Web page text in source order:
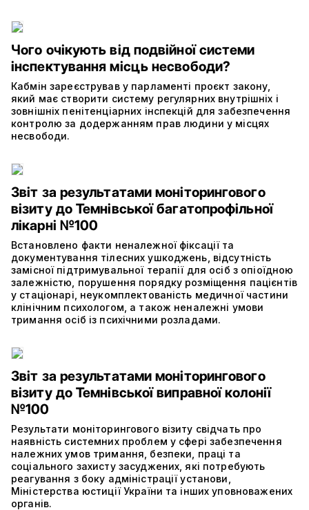
Чого очікують від подвійної системи
інспектування місць несвободи?
Кабмін зареєстрував у парламенті проєкт закону,
який має створити систему регулярних внутрішніх і
зовнішніх пенітенціарних інспекцій для забезпечення
контролю за додержанням прав людини у місцях
несвободи.
Звіт за результатами моніторингового
візиту до Темнівської багатопрофільної
лікарні №100
Встановлено факти неналежної фіксації та
документування тілесних ушкоджень, відсутність
замісної підтримувальної терапії для осіб з опіоїдною
залежністю, порушення порядку розміщення пацієнтів
у стаціонарі, неукомплектованість медичної частини
клінічним психологом, а також неналежні умови
тримання осіб із психічними розладами.
Звіт за результатами моніторингового
візиту до Темнівської виправної колонії
№100
Результати моніторингового візиту свідчать про
наявність системних проблем у сфері забезпечення
належних умов тримання, безпеки, праці та
соціального захисту засуджених, які потребують
реагування з боку адміністрації установи,
Міністерства юстиції України та інших уповноважених
органів.